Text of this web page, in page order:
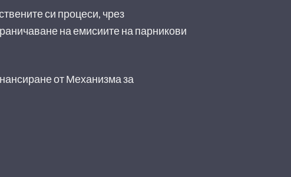
си процеси, чрез
на емисиите на парникови
от Механизма за